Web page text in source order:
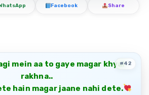
Facebook Share
mein aa to gaye magar khyal
rakhna..
hain magar jaane nahi dete.
#42